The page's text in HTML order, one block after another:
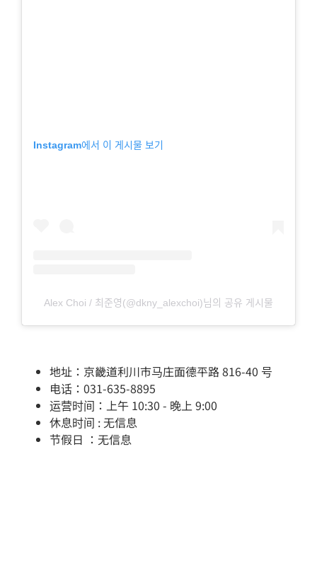
Instagram에서 이 게시물 보기
Alex Choi / 최준영(@dkny_alexchoi)님의 공유 게시물
地址：京畿道利川市马庄面德平路 816-40 号
电话：031-635-8895
运营时间：上午 10:30 - 晚上 9:00
休息时间 : 无信息
节假日 ：无信息